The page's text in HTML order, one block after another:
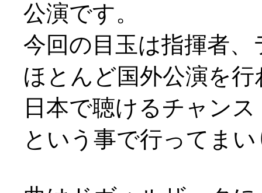
公演です。
今回の目玉は指揮者
ほとんど国外公演を
日本で聴けるチャンス
という事で行ってま